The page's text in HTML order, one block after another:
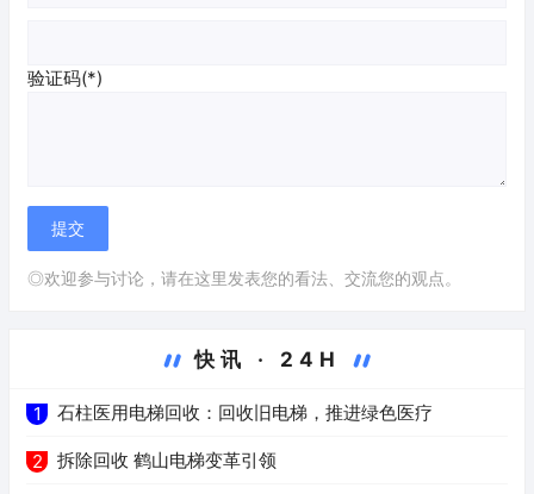
验证码(*)
◎欢迎参与讨论，请在这里发表您的看法、交流您的观点。
快讯 · 24H
1 石柱医用电梯回收：回收旧电梯，推进绿色医疗
2 拆除回收 鹤山电梯变革引领